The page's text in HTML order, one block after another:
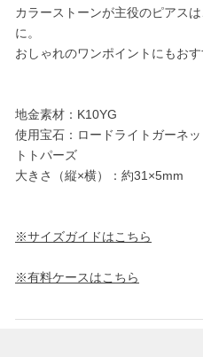
カラーストーンが主役のピアス
に。
おしゃれのワンポイントにもおす
地金素材：K10YG
使用宝石：ロードライトガーネ
トトパーズ
大きさ（縦×横）：約31×5mm
※サイズガイドはこちら
※有料ケースはこちら